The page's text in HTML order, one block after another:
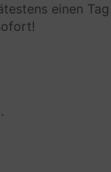
einen Tag
zählen
um die